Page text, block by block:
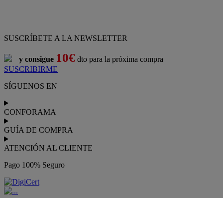
SUSCRÍBETE A LA NEWSLETTER
y consigue 10€ dto para la próxima compra
SUSCRIBIRME
SÍGUENOS EN
CONFORAMA
GUÍA DE COMPRA
ATENCIÓN AL CLIENTE
Pago 100% Seguro